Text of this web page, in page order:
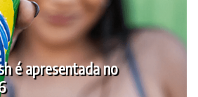
é apresentada no